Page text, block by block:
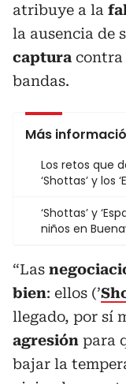
atribuye a la
la ausencia de
captura contra
bandas. ​
Más
Los retos que
‘Shottas’ y los
‘Shottas’ y
niños en
“Las
bien: ellos (’
llegado, por sí
agresión para
bajar la